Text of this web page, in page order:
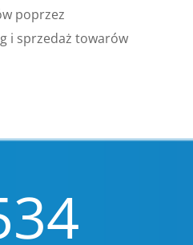
poprzez
i sprzedaż towarów